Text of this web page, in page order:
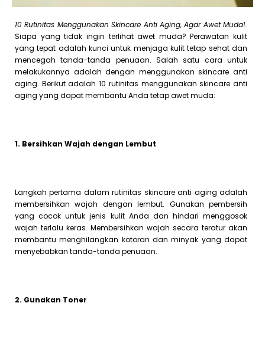
10 Rutinitas Menggunakan Skincare Anti Aging, Agar Awet Muda!.
Siapa yang tidak ingin terlihat awet muda? Perawatan kulit
yang tepat adalah kunci untuk menjaga kulit tetap sehat dan
mencegah tanda-tanda penuaan. Salah satu cara untuk
melakukannya adalah dengan menggunakan skincare anti
aging. Berikut adalah 10 rutinitas menggunakan skincare anti
aging yang dapat membantu Anda tetap awet muda:
1. Bersihkan Wajah dengan Lembut
Langkah pertama dalam rutinitas skincare anti aging adalah
membersihkan wajah dengan lembut. Gunakan pembersih
yang cocok untuk jenis kulit Anda dan hindari menggosok
wajah terlalu keras. Membersihkan wajah secara teratur akan
membantu menghilangkan kotoran dan minyak yang dapat
menyebabkan tanda-tanda penuaan.
2. Gunakan Toner